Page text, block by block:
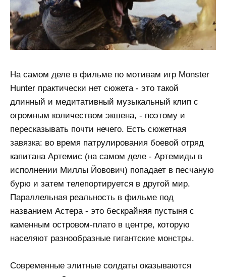
На самом деле в фильме по мотивам игр Monster
Hunter практически нет сюжета - это такой
длинный и медитативный музыкальный клип с
огромным количеством экшена, - поэтому и
пересказывать почти нечего. Есть сюжетная
завязка: во время патрулирования боевой отряд
капитана Артемис (на самом деле - Артемиды в
исполнении Миллы Йовович) попадает в песчаную
бурю и затем телепортируется в другой мир.
Параллельная реальность в фильме под
названием Астера - это бескрайняя пустыня с
каменным островом-плато в центре, которую
населяют разнообразные гигантские монстры.
Современные элитные солдаты оказываются